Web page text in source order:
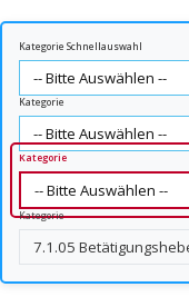
Kategorie Schnellauswahl
Kategorie
Kategorie
Kategorie